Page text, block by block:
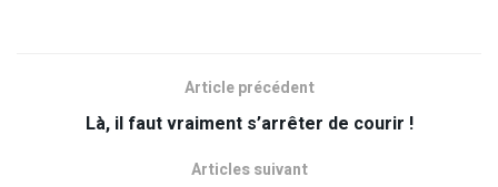
Article précédent
Là, il faut vraiment s’arrêter de courir !
Articles suivant